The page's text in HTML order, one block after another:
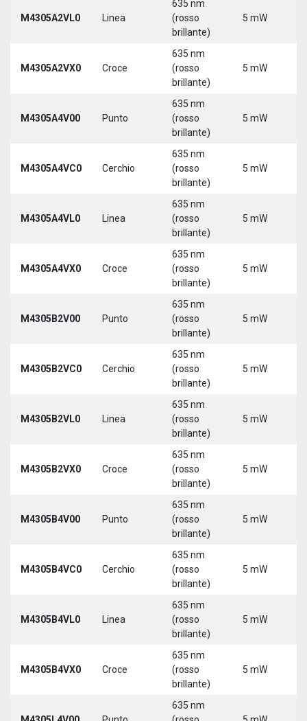
M4305A2VL0 Linea
635 nm
(rosso
brillante)
5 mW
M4305A2VX0 Croce
635 nm
(rosso
brillante)
5 mW
M4305A4V00 Punto
635 nm
(rosso
brillante)
5 mW
M4305A4VC0 Cerchio
635 nm
(rosso
brillante)
5 mW
M4305A4VL0 Linea
635 nm
(rosso
brillante)
5 mW
M4305A4VX0 Croce
635 nm
(rosso
brillante)
5 mW
M4305B2V00 Punto
635 nm
(rosso
brillante)
5 mW
M4305B2VC0 Cerchio
635 nm
(rosso
brillante)
5 mW
M4305B2VL0 Linea
635 nm
(rosso
brillante)
5 mW
M4305B2VX0 Croce
635 nm
(rosso
brillante)
5 mW
M4305B4V00 Punto
635 nm
(rosso
brillante)
5 mW
M4305B4VC0 Cerchio
635 nm
(rosso
brillante)
5 mW
M4305B4VL0 Linea
635 nm
(rosso
brillante)
5 mW
M4305B4VX0 Croce
635 nm
(rosso
brillante)
5 mW
635 nm